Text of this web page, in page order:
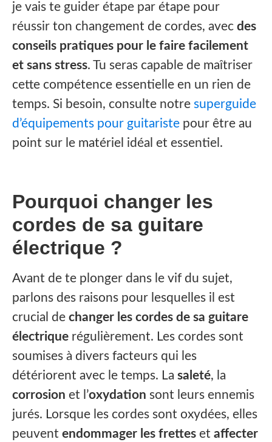
je vais te guider étape par étape pour
réussir ton changement de cordes, avec des
conseils pratiques pour le faire facilement
et sans stress. Tu seras capable de maîtriser
cette compétence essentielle en un rien de
temps. Si besoin, consulte notre superguide
d’équipements pour guitariste pour être au
point sur le matériel idéal et essentiel.
Pourquoi changer les
cordes de sa guitare
électrique ?
‍Avant de te plonger dans le vif du sujet,
parlons des raisons pour lesquelles il est
crucial de changer les cordes de sa guitare
électrique régulièrement. Les cordes sont
soumises à divers facteurs qui les
détériorent avec le temps. La saleté, la
corrosion et l’oxydation sont leurs ennemis
jurés. Lorsque les cordes sont oxydées, elles
peuvent endommager les frettes et affecter